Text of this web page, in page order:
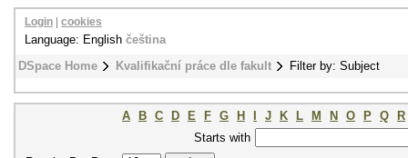
DSpace Home Kvalifikační práce dle fakult Filter by: Subject
Login cookies
Language: English čeština
A B C D E F G H J K L M N O P Q
R
Starts with